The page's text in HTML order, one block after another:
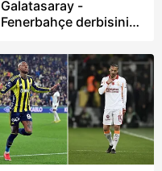
Galatasaray -
Fenerbahçe derbisini